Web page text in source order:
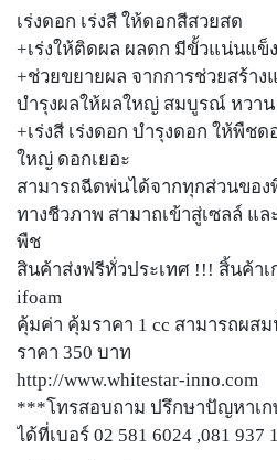
เร่งดอก เร่งสี ให้ดอกสีสวยสด
+เร่งให้ติดผล ผลดก มีขั้วแน่นแข็
+ช่วยขยายผล จากการช่วยสร้าง
บำรุงผลให้ผลใหญ่ สมบูรณ์ หวา
+เร่งสี เร่งดอก บำรุงดอก ให้พืช
ใหญ่ ดอกเยอะ
สามารถฉีดพ่นได้จากทุกส่วนของ
ทางชีวภาพ สามาถเข้าสู่เซลล์ แ
พืช
สินค้าส่งฟรีทั่วประเทศ !!! สิ้นค้า
ifoam
คุ้มค่า คุ้มราคา 1 cc สามารถผสม
ราคา 350 บาท
http://www.whitestar-inno.com
***โทรสอบถาม ปรึกษาปัญหาเ
ได้ที่เบอร์ 02 581 6024 ,081 937